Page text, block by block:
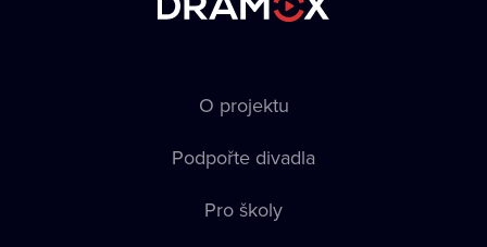
O projektu
Podpořte divadla
Pro školy